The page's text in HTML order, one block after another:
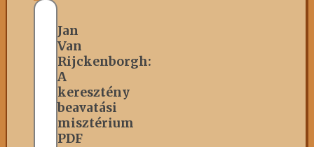
Jan
Van
Rijckenborgh:
A
keresztény
beavatási
misztérium
PDF